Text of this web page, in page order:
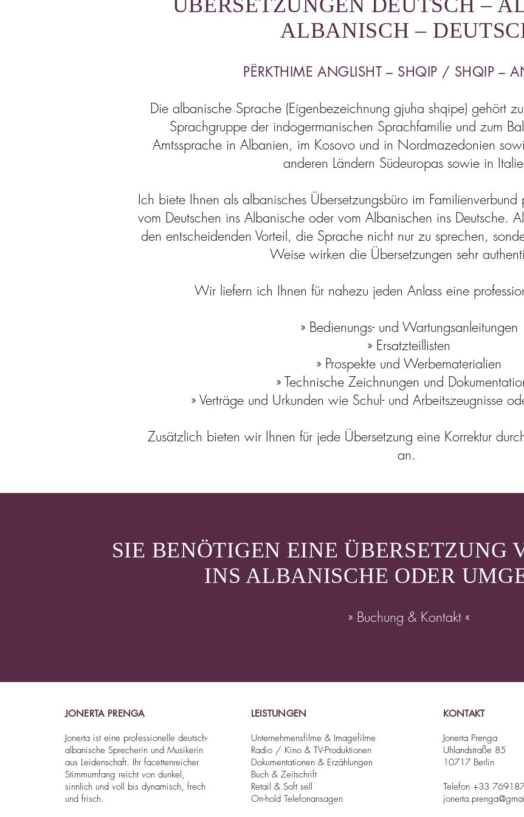
ÜBERSETZUNGEN DEUTSCH –
ALBANISCH –
PËRKTHIME ANGLISHT – SHQIP / SHQIP –
Die albanische Sprache (Eigenbezeichnung gjuha shqipe) gehört
Sprachgruppe der indogermanischen Sprachfamilie und zum
Amtssprache in Albanien, im Kosovo und in Nordmazedonien
anderen Ländern Südeuropas sowie in
Ich biete Ihnen als albanisches Übersetzungsbüro im Familienverbund
vom Deutschen ins Albanische oder vom Albanischen ins Deutsche.
den entscheidenden Vorteil, die Sprache nicht nur zu sprechen,
Weise wirken die Übersetzungen sehr
Wir liefern ich Ihnen für nahezu jeden Anlass eine
» Bedienungs- und Wartungsanleitungen
» Ersatzteillisten
» Prospekte und Werbematerialien
» Technische Zeichnungen und
» Verträge und Urkunden wie Schul- und Arbeitszeugnisse
Zusätzlich bieten wir Ihnen für jede Übersetzung eine Korrektur
an.
SIE BENÖTIGEN EINE ÜBERSETZUNG
INS ALBANISCHE ODER
» Buchung & Kontakt «
JONERTA PRENGA
Jonerta ist eine professionelle deutsch-
albanische Sprecherin und Musikerin
aus Leidenschaft. Ihr facettenreicher
Stimmumfang reicht von dunkel,
sinnlich und voll bis dynamisch, frech
und frisch.
LEISTUNGEN
Unternehmensfilme & Imagefilme
Radio / Kino & TV-Produktionen
Dokumentationen & Erzählungen
Buch & Zeitschrift
Retail & Soft sell
On-hold Telefonansagen
KONTAKT
Jonerta Prenga
Uhlandstraße 85
10717 Berlin
Telefon +33